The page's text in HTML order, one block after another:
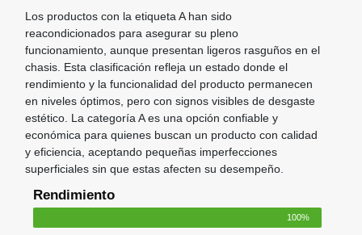
Los productos con la etiqueta A han sido
reacondicionados para asegurar su pleno
funcionamiento, aunque presentan ligeros rasguños en el
chasis. Esta clasificación refleja un estado donde el
rendimiento y la funcionalidad del producto permanecen
en niveles óptimos, pero con signos visibles de desgaste
estético. La categoría A es una opción confiable y
económica para quienes buscan un producto con calidad
y eficiencia, aceptando pequeñas imperfecciones
superficiales sin que estas afecten su desempeño.
Rendimiento
100%